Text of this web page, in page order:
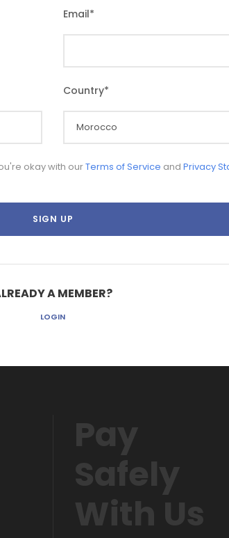
Email*
Country*
okay with ourTerms of Service and Privacy
A MEMBER?
LOGIN
Pay
Safely
With Us